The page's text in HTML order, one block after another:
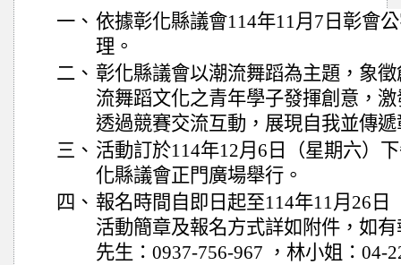
一、 依據彰化縣議會114年11月7日彰會
理。
二、 彰化縣議會以潮流舞蹈為主題，象
流舞蹈文化之青年學子發揮創意，
透過競賽交流互動，展現自我並傳
三、 活動訂於114年12月6日（星期六）
化縣議會正門廣場舉行。
四、 報名時間自即日起至114年11月26日
活動簡章及報名方式詳如附件，如
先生：0937-756-967 ，林小姐：04-